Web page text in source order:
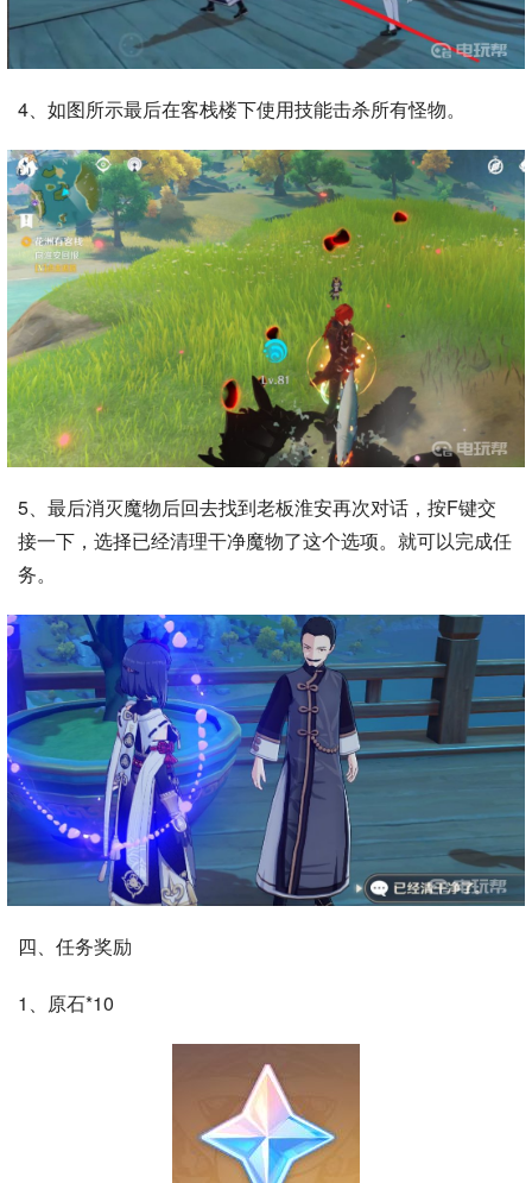
4、如图所示最后在客栈楼下使用技能击杀所有怪物。
5、最后消灭魔物后回去找到老板淮安再次对话，按F键交
接一下，选择已经清理干净魔物了这个选项。就可以完成任
务。
四、任务奖励
1、原石*10